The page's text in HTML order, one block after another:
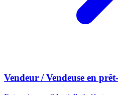
Vendeur / Vendeuse en